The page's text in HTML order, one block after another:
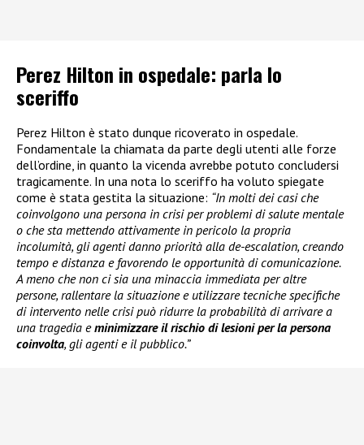
Perez Hilton in ospedale: parla lo
sceriffo
Perez Hilton è stato dunque ricoverato in ospedale.
Fondamentale la chiamata da parte degli utenti alle forze
dell’ordine, in quanto la vicenda avrebbe potuto concludersi
tragicamente. In una nota lo sceriffo ha voluto spiegate
come è stata gestita la situazione: “In molti dei casi che
coinvolgono una persona in crisi per problemi di salute mentale
o che sta mettendo attivamente in pericolo la propria
incolumità, gli agenti danno priorità alla de-escalation, creando
tempo e distanza e favorendo le opportunità di comunicazione.
A meno che non ci sia una minaccia immediata per altre
persone, rallentare la situazione e utilizzare tecniche specifiche
di intervento nelle crisi può ridurre la probabilità di arrivare a
una tragedia eminimizzare il rischio di lesioni per la persona
coinvolta, gli agenti e il pubblico.”